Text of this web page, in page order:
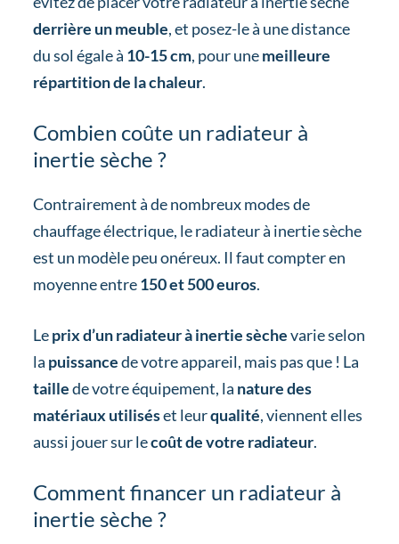
derrière un meuble, et posez-le à une distance
du sol égale à 10-15 cm, pour unemeilleure
répartition de la chaleur.
Combien coûte un radiateur à
inertie sèche ?
Contrairement à de nombreux modes de
chauffage électrique, le radiateur à inertie sèche
est un modèle peu onéreux. Il faut compter en
moyenne entre150 et 500 euros.
Leprix d’un radiateur à inertie sèchevarie selon
la puissancede votre appareil, mais pas que ! La
taillede votre équipement, la nature des
matériaux utiliséset leurqualité, viennent elles
aussi jouer sur lecoût de votre radiateur.
Comment financer un radiateur à
inertie sèche ?